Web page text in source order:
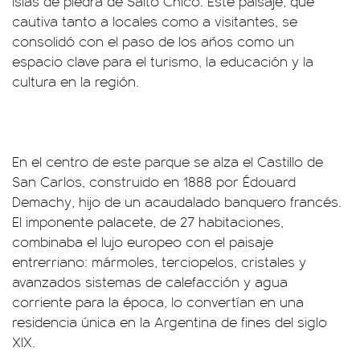
cautiva tanto a locales como a visitantes, se
consolidó con el paso de los años como un
espacio clave para el turismo, la educación y la
cultura en la región.
En el centro de este parque se alza el Castillo de
San Carlos, construido en 1888 por Édouard
Demachy, hijo de un acaudalado banquero francés.
El imponente palacete, de 27 habitaciones,
combinaba el lujo europeo con el paisaje
entrerriano: mármoles, terciopelos, cristales y
avanzados sistemas de calefacción y agua
corriente para la época, lo convertían en una
residencia única en la Argentina de fines del siglo
XIX.